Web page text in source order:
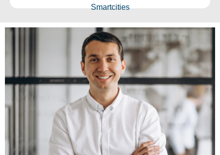
Smartcities